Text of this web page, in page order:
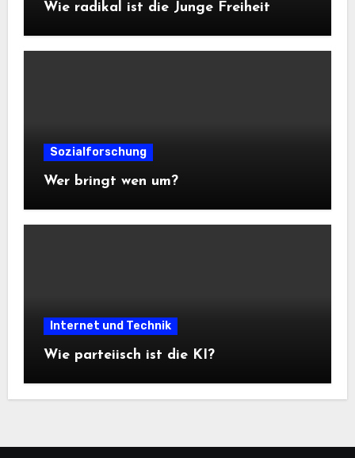
Wie radikal ist die Junge Freiheit
Sozialforschung
Wer bringt wen um?
Internet und Technik
Wie parteiisch ist die KI?